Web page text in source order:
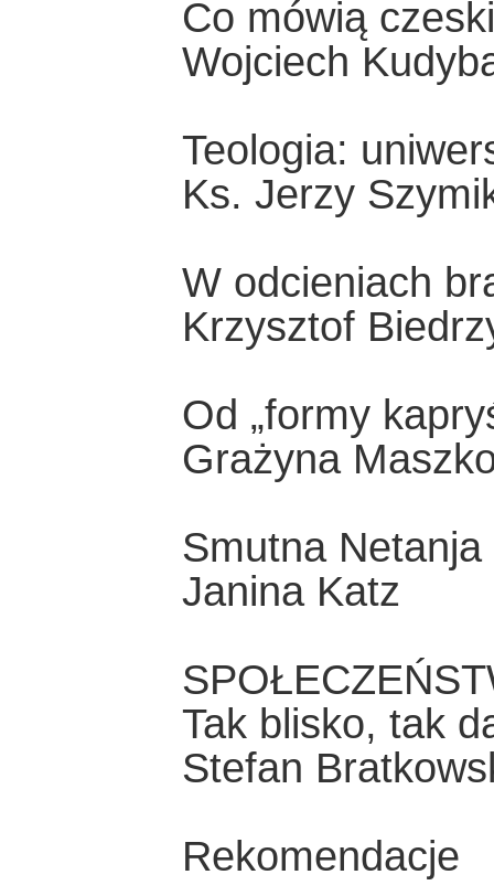
Co mówią
Wojciech
Teologia:
Ks. Jerzy
W odcieniach
Krzysztof
Od „formy
Grażyna
Smutna Netanja
Janina Katz
Tak blisko, tak
Stefan
Rekomendacje